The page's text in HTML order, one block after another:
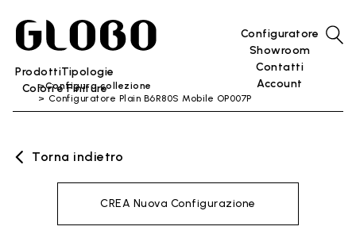
ProdottiTipologie
Colori e Finiture
Configuratore
Showroom
Contatti
Account
Configura collezione
Configuratore Plain B6R80S Mobile OP007P
Torna indietro
CREA Nuova Configurazione